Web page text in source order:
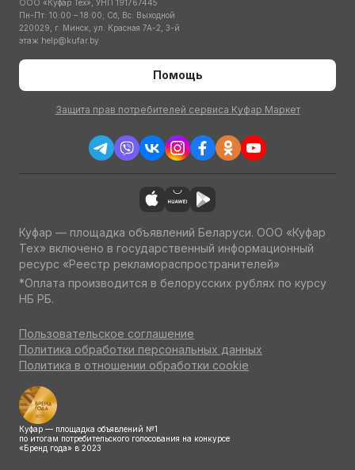
ООО «Куфар Тех», УНП 191767445
Пн-Пт: 10:00 – 18:00; Сб, Вс: Выходной
220029, г. Минск, ул. Красная 7А-2, 3-й
этаж help@kufar.by
Помощь
Защита прав потребителей сервиса Куфар Маркет
Куфар — площадка объявлений Беларуси. ООО «Куфар
Тех» включено в государственный информационный
ресурс «Реестр рекламораспространителей»
*Оплата производится в белорусских рублях по курсу
НБ РБ.
Пользовательское соглашение
Политика обработки персональных данных
Политика в отношении обработки cookie
Куфар — площадка объявлений №1
по итогам потребительского голосования на конкурсе
«Бренд года» в 2023